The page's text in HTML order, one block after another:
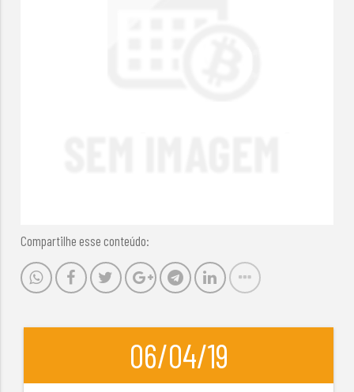
Compartilhe esse conteúdo:
06/04/19